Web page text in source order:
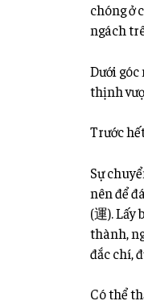
chóng ở
ngách
Dưới
thịnh
Trước
Sự
nên để
(運). Lấy
thành,
đắc chí,
Có thể